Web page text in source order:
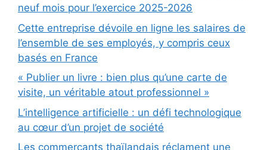
neuf mois pour l’exercice 2025-2026
Cette entreprise dévoile en ligne les salaires de
l’ensemble de ses employés, y compris ceux
basés en France
« Publier un livre : bien plus qu’une carte de
visite, un véritable atout professionnel »
L’intelligence artificielle : un défi technologique
au cœur d’un projet de société
Les commerçants thaïlandais réclament une